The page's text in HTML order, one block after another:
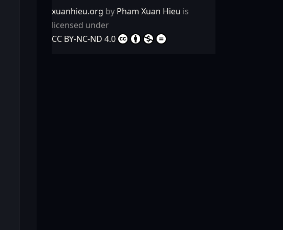
xuanhieu.org by Pham Xuan Hieu is
licensed under
CC BY-NC-ND 4.0